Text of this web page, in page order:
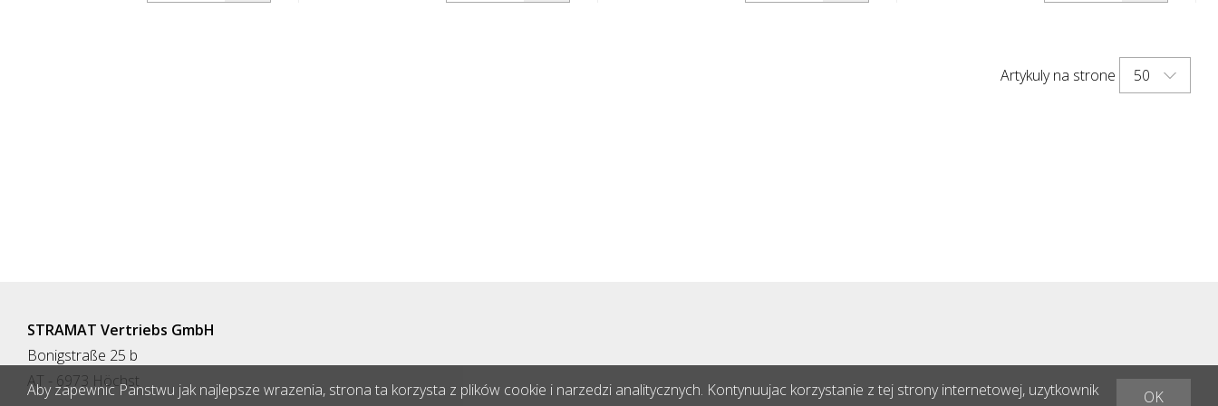
pachołkiem wykonanym z niezwykle
wytrzymałego poliuretanu. Słupki te są
tak samo elastyczne jak guma po
Artykuly na strone 50
STRAMAT Vertriebs GmbH
Bonigstraße 25 b
AT - 6973 Höchst
OK
Aby zapewnic Panstwu jak najlepsze wrazenia, strona ta korzysta z plików cookie i narzedzi analitycznych. Kontynuujac korzystanie z tej strony internetowej, uzytkownik